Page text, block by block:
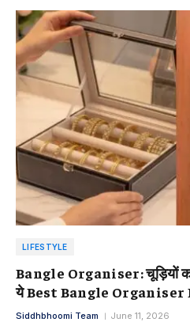
LIFESTYLE
Bangle Organiser: चूड़ियों
ये Best Bangle Organiser
Siddhbhoomi Team June 11, 2026